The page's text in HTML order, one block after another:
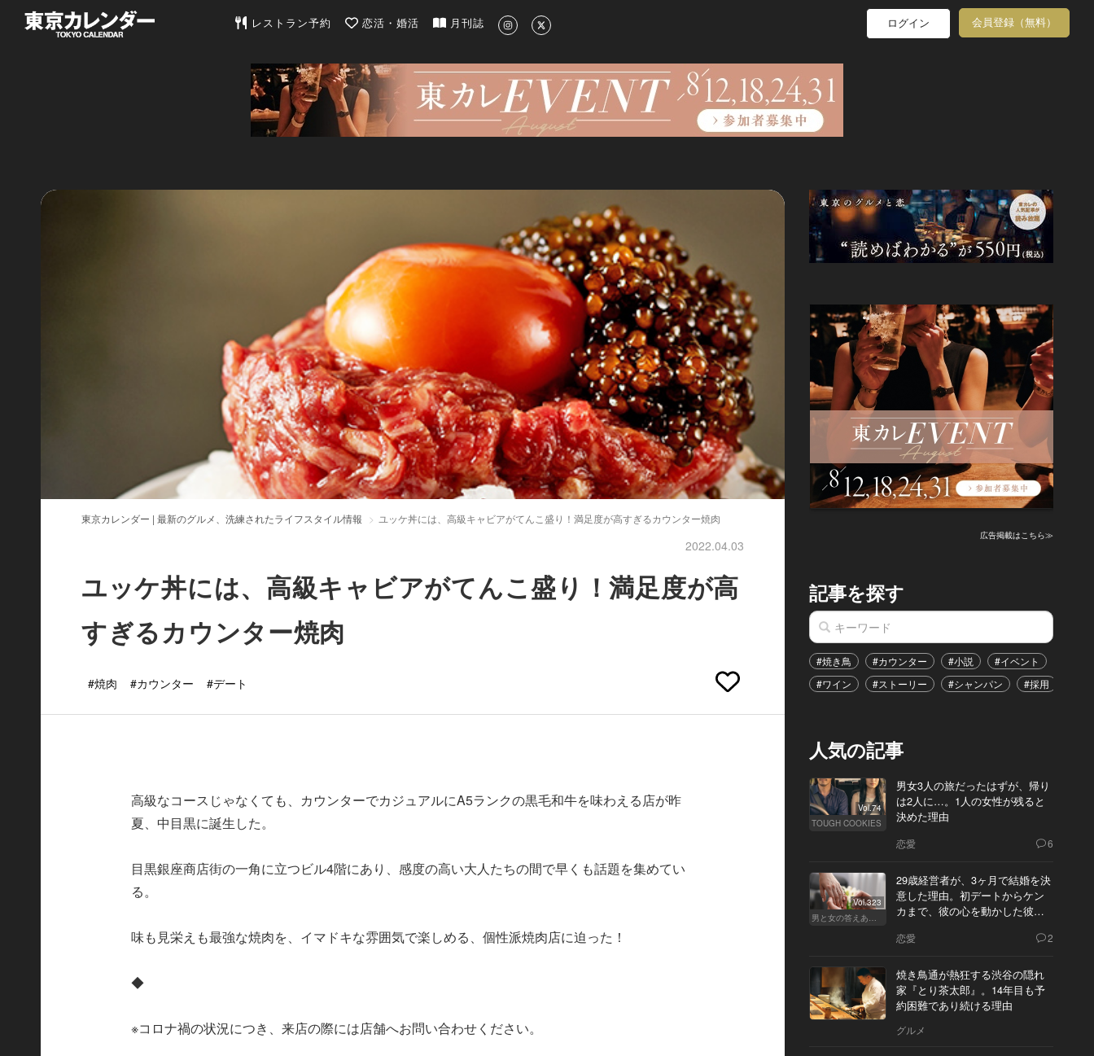
東京カレンダー | 最新のグルメ、洗練されたライフスタイル情報
レストラン予約 恋活・婚活 月刊誌 ログイン 会員登録（無料）
東京カレンダー | 最新のグルメ、洗練されたライフスタイル情報 ユッケ丼には、高級キャビアがてんこ盛り！満足度が高すぎるカウンター焼肉
2022.04.03
ユッケ丼には、高級キャビアがてんこ盛り！満足度が高
すぎるカウンター焼肉
#焼肉 #カウンター #デート
高級なコースじゃなくても、カウンターでカジュアルにA5ランクの黒毛和牛を味わえる店が昨
夏、中目黒に誕生した。
目黒銀座商店街の一角に立つビル4階にあり、感度の高い大人たちの間で早くも話題を集めてい
る。
味も見栄えも最強な焼肉を、イマドキな雰囲気で楽しめる、個性派焼肉店に迫った！
◆
※コロナ禍の状況につき、来店の際には店舗へお問い合わせください。
広告掲載はこちら≫
記事を探す
#焼き鳥 #カウンター #小説 #イベント
#ワイン
#ストーリー #シャンパン #採用
人気の記事
Vol.74
TOUGH COOKIES
男女3人の旅だったはずが、帰り
は2人に…。1人の女性が残ると
決めた理由
恋愛 6
Vol.323
男と女の答えあわせ【Q】
29歳経営者が、3ヶ月で結婚を決
意した理由。初デートからケン
カまで、彼の心を動かした彼女
恋愛 2
焼き鳥通が熱狂する渋谷の隠れ
家『とり茶太郎』。14年目も予
約困難であり続ける理由
グルメ